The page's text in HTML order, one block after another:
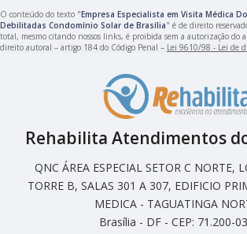
O conteúdo do texto "Empresa Especialista em Visita Médica
Debilitadas Condomínio Solar de Brasília" é de direito
total, mesmo citando nossos links, é proibida sem a autorização do
direito autoral – artigo 184 do Código Penal – Lei 9610/98 - Lei de
Rehabilita Atendimentos
QNC ÁREA ESPECIAL SETOR C NORTE,
TORRE B, SALAS 301 A 307, EDIFICIO
MEDICA - TAGUATINGA
Brasília - DF - CEP: 71.200-